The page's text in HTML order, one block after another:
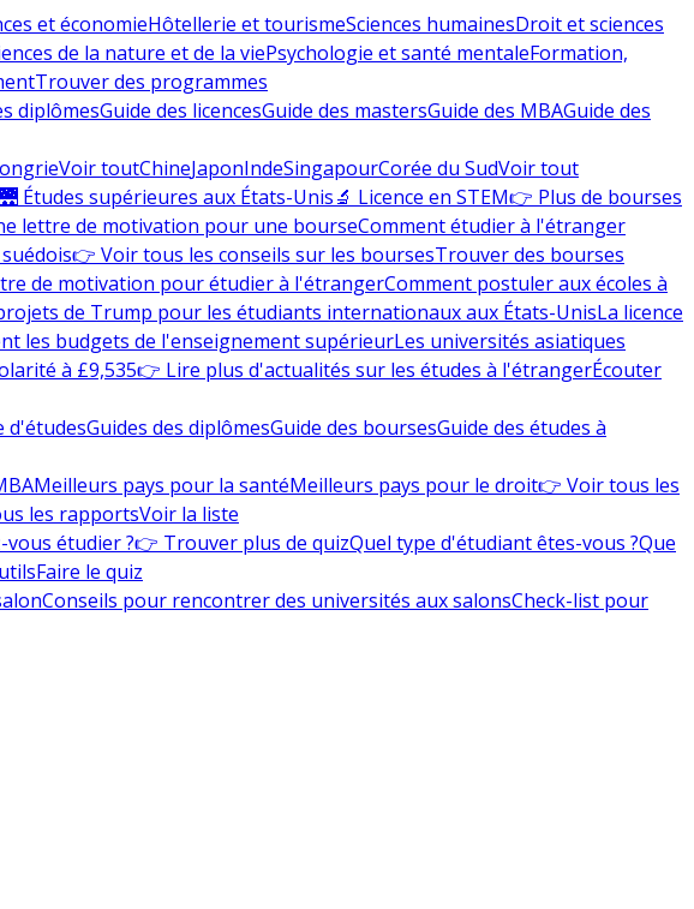
et économieHôtellerie et tourismeSciences humainesDroit et sciences
de la nature et de la viePsychologie et santé mentaleFormation,
Trouver des programmes
diplômesGuide des licencesGuide des mastersGuide des MBAGuide des
Voir toutChineJaponIndeSingapourCorée du SudVoir tout
🌉 Études supérieures aux États-Unis🔬 Licence en STEM👉 Plus de bourses
lettre de motivation pour une bourseComment étudier à l'étranger
👉 Voir tous les conseils sur les boursesTrouver des bourses
de motivation pour étudier à l'étrangerComment postuler aux écoles à
de Trump pour les étudiants internationaux aux États-UnisLa licence
les budgets de l'enseignement supérieurLes universités asiatiques
à £9,535👉 Lire plus d'actualités sur les études à l'étrangerÉcouter
d'étudesGuides des diplômesGuide des boursesGuide des études à
Meilleurs pays pour la santéMeilleurs pays pour le droit👉 Voir tous les
les rapportsVoir la liste
vous étudier ?👉 Trouver plus de quizQuel type d'étudiant êtes-vous ?Que
Faire le quiz
Conseils pour rencontrer des universités aux salonsCheck-list pour